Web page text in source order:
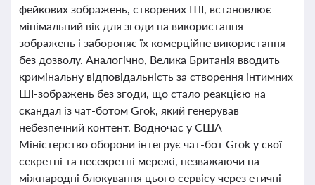
фейкових зображень, створених ШІ, встановлює
мінімальний вік для згоди на використання
зображень і забороняє їх комерційне використання
без дозволу. Аналогічно, Велика Британія вводить
кримінальну відповідальність за створення інтимних
ШІ-зображень без згоди, що стало реакцією на
скандал із чат-ботом Grok, який генерував
небезпечний контент. Водночас у США
Міністерство оборони інтегрує чат-бот Grok у свої
секретні та несекретні мережі, незважаючи на
міжнародні блокування цього сервісу через етичні